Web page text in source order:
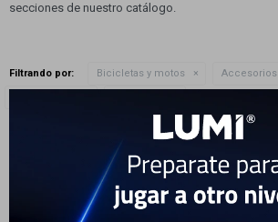
secciones de nuestro catálogo.
Filtrando por: Bicicletas y motos
Accesorios
Bicicletas y motos
Wearables
Accesorios
Monitores
Gaming